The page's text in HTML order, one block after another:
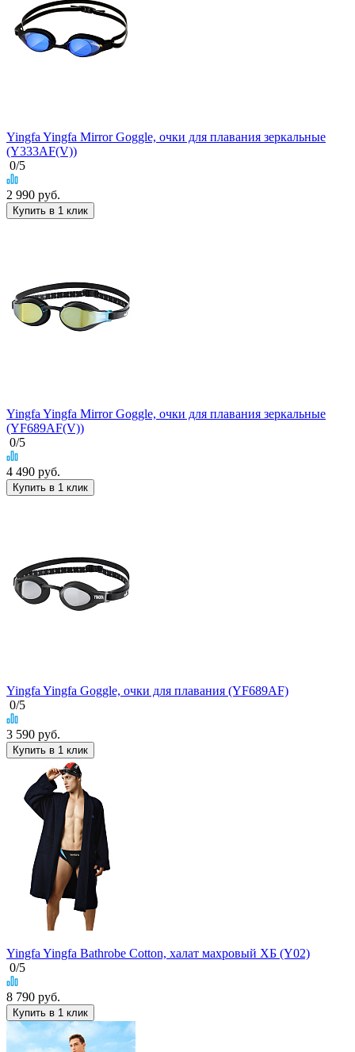
Yingfa Yingfa Mirror Goggle, очки для плавания зеркальные
(Y333AF(V))
0/5
2 990 руб.
Купить в 1 клик
Yingfa Yingfa Mirror Goggle, очки для плавания зеркальные
(YF689AF(V))
0/5
4 490 руб.
Купить в 1 клик
Yingfa Yingfa Goggle, очки для плавания (YF689AF)
0/5
3 590 руб.
Купить в 1 клик
Yingfa Yingfa Bathrobe Cotton, халат махровый ХБ (Y02)
0/5
8 790 руб.
Купить в 1 клик